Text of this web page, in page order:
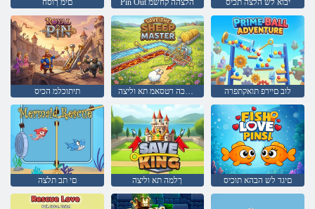
תיתוכלמ הכיס םישבכה רטסאמ תא וליצה לוב םיירפ תואקתפרה
םי תב תלצה ךלמה תא וליצה םיגד לש הבהא תוכיס